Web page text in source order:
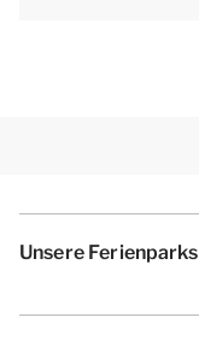
Unsere Ferienparks